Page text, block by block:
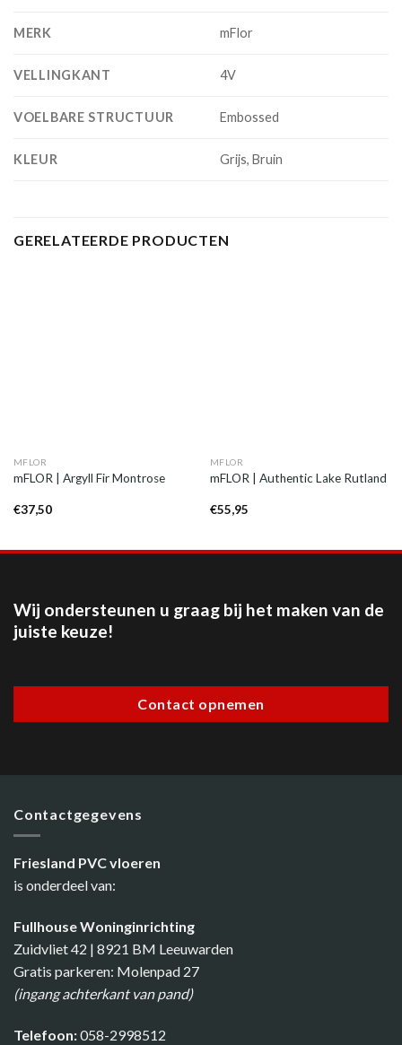
MERK mFlor
VELLINGKANT 4V
VOELBARE STRUCTUUR Embossed
KLEUR Grijs, Bruin
GERELATEERDE PRODUCTEN
MFLOR
mFLOR | Argyll Fir Montrose
€37,50
MFLOR
mFLOR | Authentic Lake Rutland
€55,95
Wij ondersteunen u graag bij het maken van de
juiste keuze!
Contact opnemen
Contactgegevens
Friesland PVC vloeren
is onderdeel van:
Fullhouse Woninginrichting
Zuidvliet 42 | 8921 BM Leeuwarden
Gratis parkeren: Molenpad 27
(ingang achterkant van pand)
Telefoon:058-2998512